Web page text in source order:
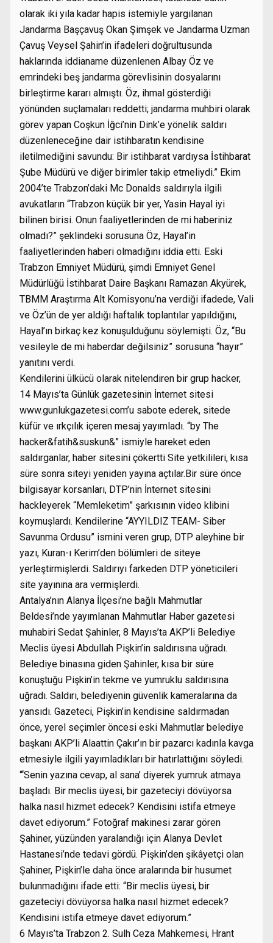
olarak iki yıla kadar hapis istemiyle yargılanan
Jandarma Başçavuş Okan Şimşek ve Jandarma Uzman
Çavuş Veysel Şahin’in ifadeleri doğrultusunda
haklarında iddianame düzenlenen Albay Öz ve
emrindeki beş jandarma görevlisinin dosyalarını
birleştirme kararı almıştı. Öz, ihmal gösterdiği
yönünden suçlamaları reddetti; jandarma muhbiri olarak
görev yapan Coşkun İğci’nin Dink’e yönelik saldırı
düzenleneceğine dair istihbaratın kendisine
iletilmediğini savundu: Bir istihbarat vardıysa İstihbarat
Şube Müdürü ve diğer birimler takip etmeliydi.” Ekim
2004’te Trabzon’daki Mc Donalds saldırıyla ilgili
avukatların “Trabzon küçük bir yer, Yasin Hayal iyi
bilinen birisi. Onun faaliyetlerinden de mi haberiniz
olmadı?” şeklindeki sorusuna Öz, Hayal’in
faaliyetlerinden haberi olmadığını iddia etti. Eski
Trabzon Emniyet Müdürü, şimdi Emniyet Genel
Müdürlüğü İstihbarat Daire Başkanı Ramazan Akyürek,
TBMM Araştırma Alt Komisyonu’na verdiği ifadede, Vali
ve Öz’ün de yer aldığı haftalık toplantılar yapıldığını,
Hayal’ın birkaç kez konuşulduğunu söylemişti. Öz, “Bu
vesileyle de mi haberdar değilsiniz” sorusuna “hayır”
yanıtını verdi.
Kendilerini ülkücü olarak nitelendiren bir grup hacker,
14 Mayıs’ta Günlük gazetesinin İnternet sitesi
www.gunlukgazetesi.com’u sabote ederek, sitede
küfür ve ırkçılık içeren mesaj yayımladı. “by The
hacker&fatih&suskun&” ismiyle hareket eden
saldırganlar, haber sitesini çökertti Site yetkilileri, kısa
süre sonra siteyi yeniden yayına açtılar.Bir süre önce
bilgisayar korsanları, DTP’nin İnternet sitesini
hackleyerek “Memleketim” şarkısının video klibini
koymuşlardı. Kendilerine “AYYILDIZ TEAM- Siber
Savunma Ordusu” ismini veren grup, DTP aleyhine bir
yazı, Kuran-ı Kerim’den bölümleri de siteye
yerleştirmişlerdi. Saldırıyı farkeden DTP yöneticileri
site yayınına ara vermişlerdi.
Antalya’nın Alanya İlçesi’ne bağlı Mahmutlar
Beldesi’nde yayımlanan Mahmutlar Haber gazetesi
muhabiri Sedat Şahinler, 8 Mayıs’ta AKP’li Belediye
Meclis üyesi Abdullah Pişkin’in saldırısına uğradı.
Belediye binasına giden Şahinler, kısa bir süre
konuştuğu Pişkin’in tekme ve yumruklu saldırısına
uğradı. Saldırı, belediyenin güvenlik kameralarına da
yansıdı. Gazeteci, Pişkin’in kendisine saldırmadan
önce, yerel seçimler öncesi eski Mahmutlar belediye
başkanı AKP’li Alaattin Çakır’ın bir pazarcı kadınla kavga
etmesiyle ilgili yayımladıkları bir hatırlattığını söyledi.
“‘Senin yazına cevap, al sana’ diyerek yumruk atmaya
başladı. Bir meclis üyesi, bir gazeteciyi dövüyorsa
halka nasıl hizmet edecek? Kendisini istifa etmeye
davet ediyorum.” Fotoğraf makinesi zarar gören
Şahiner, yüzünden yaralandığı için Alanya Devlet
Hastanesi’nde tedavi gördü. Pişkin’den şikâyetçi olan
Şahiner, Pişkin’le daha önce aralarında bir husumet
bulunmadığını ifade etti: “Bir meclis üyesi, bir
gazeteciyi dövüyorsa halka nasıl hizmet edecek?
Kendisini istifa etmeye davet ediyorum.”
6 Mayıs’ta Trabzon 2. Sulh Ceza Mahkemesi, Hrant